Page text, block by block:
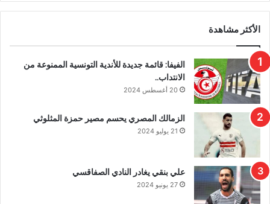
الأكثر مشاهدة
الفيفا: قائمة جديدة للأندية التونسية الممنوعة من
الانتداب..
20 أغسطس 2024
الزمالك المصري يحسم مصير حمزة المثلوثي
21 يوليو 2024
علي بنقي يغادر النادي الصفاقسي
27 يونيو 2024